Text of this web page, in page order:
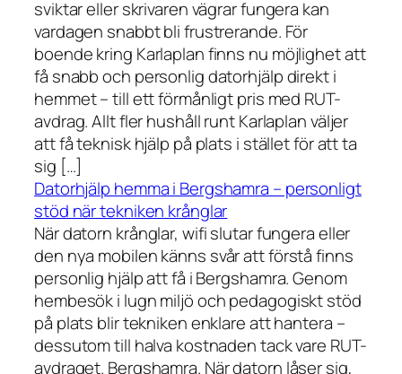
sviktar eller skrivaren vägrar fungera kan
vardagen snabbt bli frustrerande. För
boende kring Karlaplan finns nu möjlighet att
få snabb och personlig datorhjälp direkt i
hemmet – till ett förmånligt pris med RUT-
avdrag. Allt fler hushåll runt Karlaplan väljer
att få teknisk hjälp på plats i stället för att ta
sig […]
Datorhjälp hemma i Bergshamra – personligt
stöd när tekniken krånglar
När datorn krånglar, wifi slutar fungera eller
den nya mobilen känns svår att förstå finns
personlig hjälp att få i Bergshamra. Genom
hembesök i lugn miljö och pedagogiskt stöd
på plats blir tekniken enklare att hantera –
dessutom till halva kostnaden tack vare RUT-
avdraget. Bergshamra. När datorn låser sig,